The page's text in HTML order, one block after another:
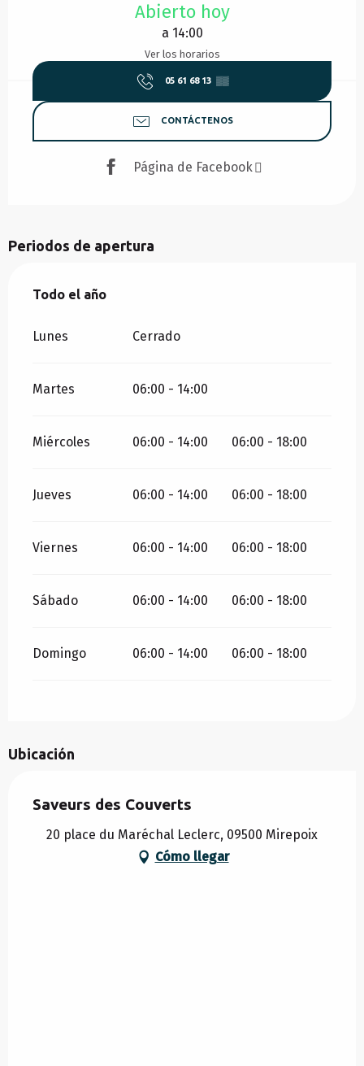
Abierto hoy
a 14:00
Ver los horarios
05 61 68 13 ▒▒
CONTÁCTENOS
Página de Facebook
Periodos de apertura
Todo el año
Todo el año
Lunes Cerrado
Martes 06:00 - 14:00
Miércoles 06:00 - 14:00 06:00 - 18:00
Jueves 06:00 - 14:00 06:00 - 18:00
Viernes 06:00 - 14:00 06:00 - 18:00
Sábado 06:00 - 14:00 06:00 - 18:00
Domingo 06:00 - 14:00 06:00 - 18:00
Ubicación
Saveurs des Couverts
20 place du Maréchal Leclerc, 09500 Mirepoix
Cómo llegar